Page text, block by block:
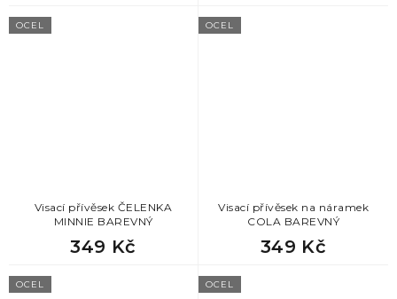
OCEL
Visací přívěsek ČELENKA
MINNIE BAREVNÝ
349 Kč
OCEL
Visací přívěsek na náramek
COLA BAREVNÝ
349 Kč
OCEL OCEL